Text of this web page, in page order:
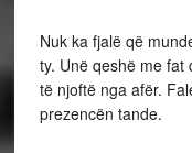
Nuk ka fjalë që
ty. Unë qeshë me
të njoftë nga afër.
prezencën tande.